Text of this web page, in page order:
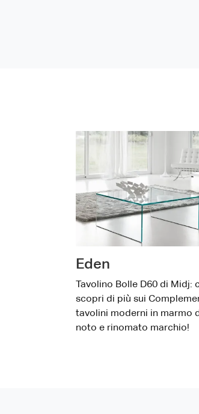
Eden
Tavolino Bolle D60 di Midj:
scopri di più sui
tavolini moderni in marmo
noto e rinomato marchio!